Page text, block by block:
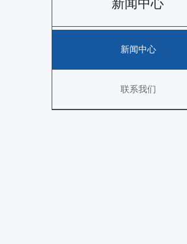
新闻中心
新闻中心
联系我们